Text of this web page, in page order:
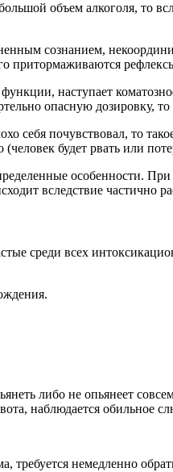
объем алкоголя, то
сознанием,
притормаживаются
наступает
опасную дозировку, то
себя почувствовал, то
будет рвать или
особенности.
вследствие частично
среди всех
либо не опьянеет
наблюдается обильное
требуется немедленно